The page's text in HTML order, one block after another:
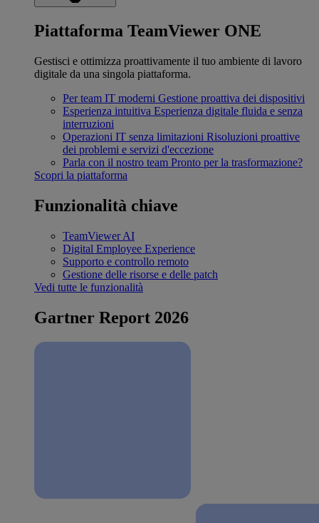
Piattaforma TeamViewer ONE
Gestisci e ottimizza proattivamente il tuo ambiente di lavoro
digitale da una singola piattaforma.
Per team IT moderni Gestione proattiva dei dispositivi
Esperienza intuitiva Esperienza digitale fluida e senza
interruzioni
Operazioni IT senza limitazioni Risoluzioni proattive
dei problemi e servizi d'eccezione
Parla con il nostro team Pronto per la trasformazione?
Scopri la piattaforma
Funzionalità chiave
TeamViewer AI
Digital Employee Experience
Supporto e controllo remoto
Gestione delle risorse e delle patch
Vedi tutte le funzionalità
Gartner Report 2026